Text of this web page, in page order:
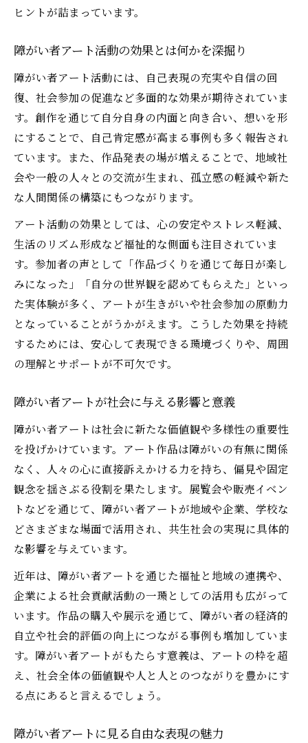
ヒントが詰まっています。
障がい者アート活動の効果とは何かを深掘り
障がい者アート活動には、自己表現の充実や自信の回
復、社会参加の促進など多面的な効果が期待されていま
す。創作を通じて自分自身の内面と向き合い、想いを形
にすることで、自己肯定感が高まる事例も多く報告され
ています。また、作品発表の場が増えることで、地域社
会や一般の人々との交流が生まれ、孤立感の軽減や新た
な人間関係の構築にもつながります。
アート活動の効果としては、心の安定やストレス軽減、
生活のリズム形成など福祉的な側面も注目されていま
す。参加者の声として「作品づくりを通じて毎日が楽し
みになった」「自分の世界観を認めてもらえた」といっ
た実体験が多く、アートが生きがいや社会参加の原動力
となっていることがうかがえます。こうした効果を持続
するためには、安心して表現できる環境づくりや、周囲
の理解とサポートが不可欠です。
障がい者アートが社会に与える影響と意義
障がい者アートは社会に新たな価値観や多様性の重要性
を投げかけています。アート作品は障がいの有無に関係
なく、人々の心に直接訴えかける力を持ち、偏見や固定
観念を揺さぶる役割を果たします。展覧会や販売イベン
トなどを通じて、障がい者アートが地域や企業、学校な
どさまざまな場面で活用され、共生社会の実現に具体的
な影響を与えています。
近年は、障がい者アートを通じた福祉と地域の連携や、
企業による社会貢献活動の一環としての活用も広がって
います。作品の購入や展示を通じて、障がい者の経済的
自立や社会的評価の向上につながる事例も増加していま
す。障がい者アートがもたらす意義は、アートの枠を超
え、社会全体の価値観や人と人とのつながりを豊かにす
る点にあると言えるでしょう。
障がい者アートに見る自由な表現の魅力